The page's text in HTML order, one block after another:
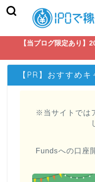
【当ブログ限定あり】
【PR】おすすめ
※当サイトでは
Fundsへの口座